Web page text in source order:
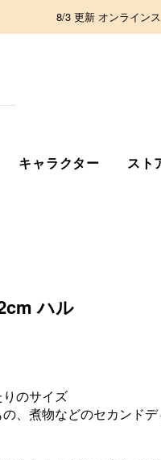
8/3 更新 オンライン
キャラクター スト
ハル
のサイズ
、煮物などのセカンド